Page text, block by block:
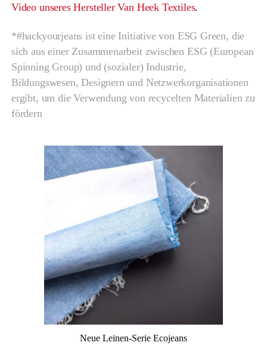
Video unseres Hersteller Van Heek Textiles.
*#hackyourjeans ist eine Initiative von ESG Green, die
sich aus einer Zusammenarbeit zwischen ESG (European
Spinning Group) und (sozialer) Industrie,
Bildungswesen, Designern und Netzwerkorganisationen
ergibt, um die Verwendung von recycelten Materialien zu
fördern
Neue Leinen-Serie Ecojeans